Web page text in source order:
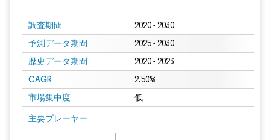
調査期間 2020 - 2030
予測データ期間 2025 - 2030
歴史データ期間 2020 - 2023
CAGR 2.50%
市場集中度 低
主要プレーヤー